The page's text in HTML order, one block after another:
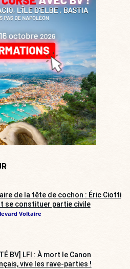
de la tête de cochon : Éric Ciotti
se constituer partie civile
Voltaire
BV] LFI : À mort le Canon
vive les rave-parties !